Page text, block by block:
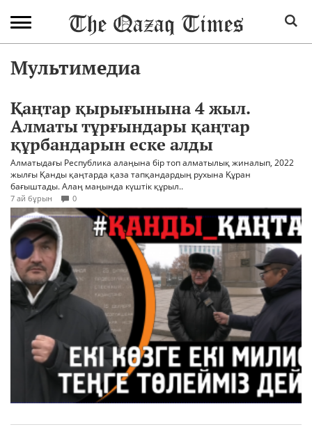
Мультимедиа
Қаңтар қырығынына 4 жыл.
Алматы тұрғындары қаңтар
құрбандарын еске алды
Алматыдағы Республика алаңына бір топ алматылық жиналып, 2022
жылғы Қанды қаңтарда қаза тапқандардың рухына Құран
бағыштады. Алаң маңында күштік құрыл..
7 ай бұрын 0